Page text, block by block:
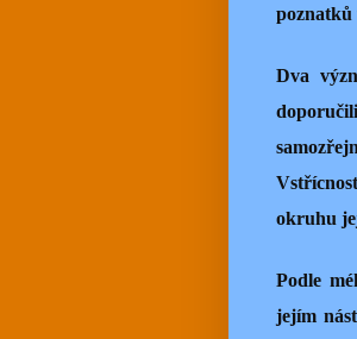
poznatků
Dva
okruhu
Podle
jejím